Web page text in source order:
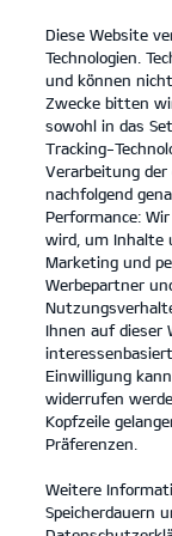
open
menu
...
UNSERE
Unsere Werkstatt
Diese Website
Technologien.
und können
Zwecke bitten
sowohl in das
Tracking-
Verarbeitung
nachfolgend
Performance:
wird, um Inhalte
Marketing und
Werbepartner
Ihnen auf dieser
Einwilligung
widerrufen
Kopfzeile
Präferenzen.
Weitere
Speicherdauern